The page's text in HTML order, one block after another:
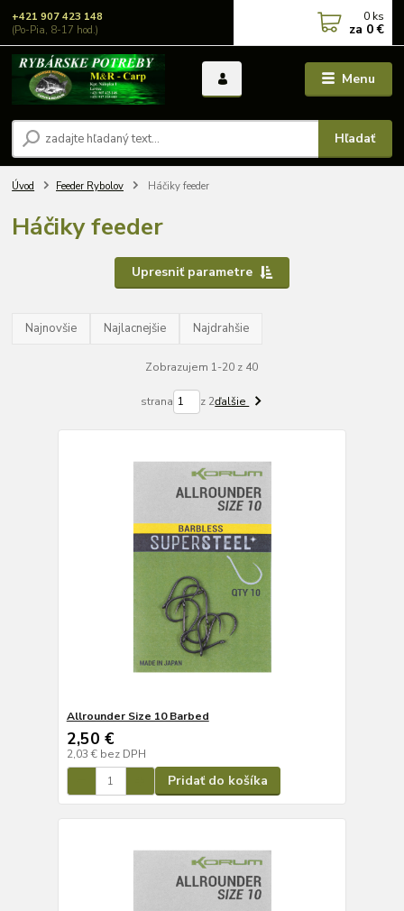
Menu
Hľadať
+421 907 423 148
(Po-Pia, 8-17 hod.)
0 ks
za 0 €
Úvod Feeder Rybolov Háčiky feeder
Háčiky feeder
Upresniť parametre
Najnovšie Najlacnejšie Najdrahšie
Zobrazujem 1-20 z 40
strana z 2ďalšie
Allrounder Size 10 Barbed
2,50 €
2,03 € bez DPH
Pridať do košíka